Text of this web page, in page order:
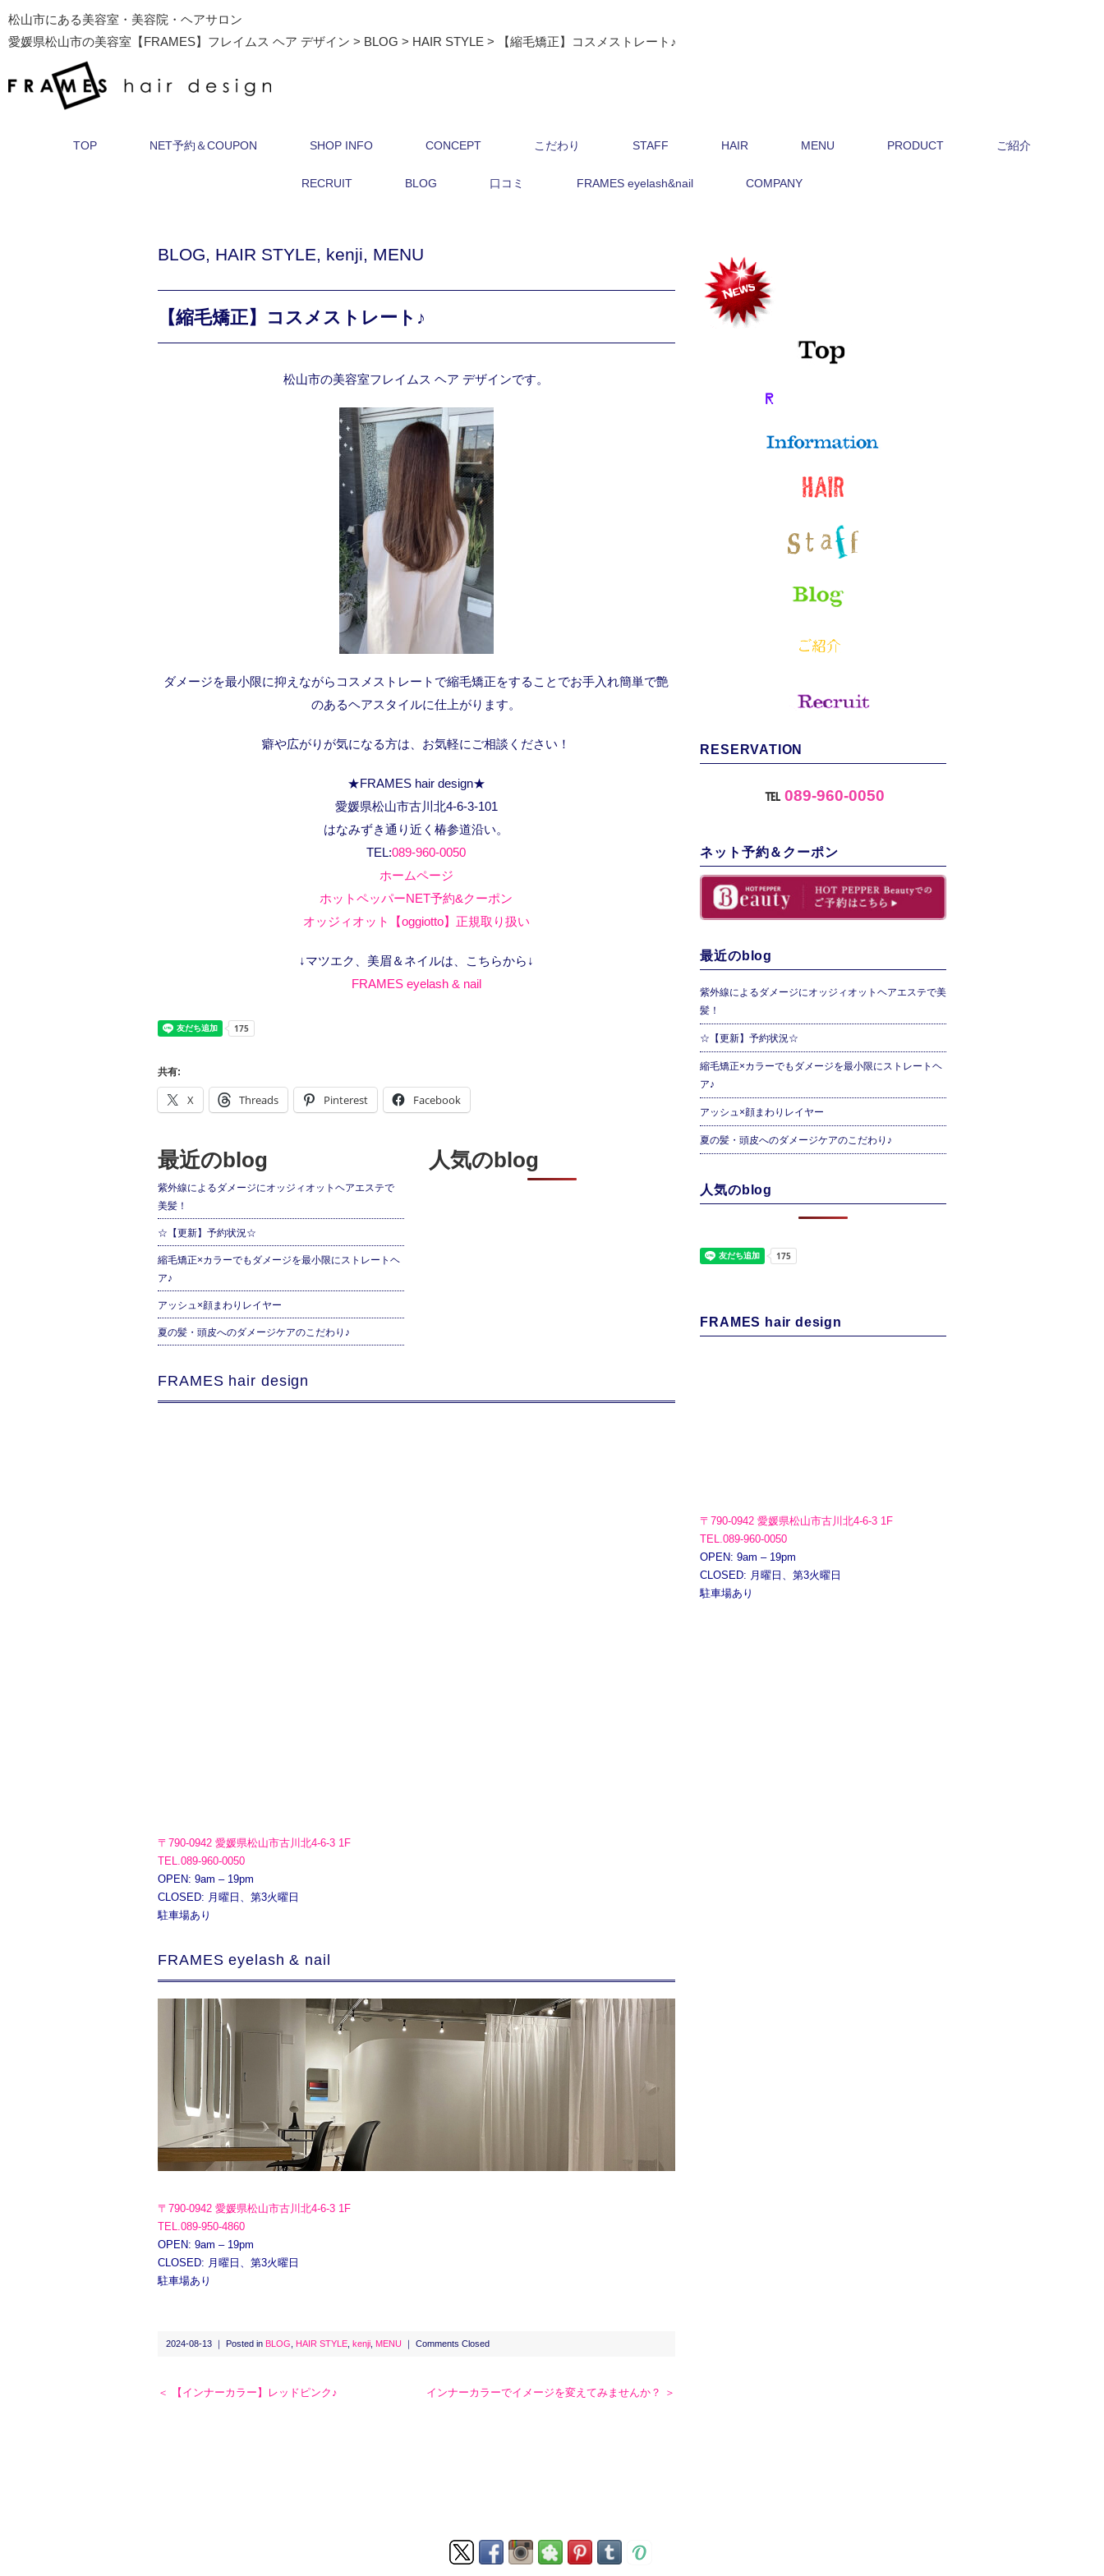
松山市にある美容室・美容院・ヘアサロン
愛媛県松山市の美容室【FRAMES】フレイムス ヘア デザイン > BLOG > HAIR STYLE > 【縮毛矯正】コスメストレート♪
TOP NET予約＆COUPON SHOP INFO CONCEPT こだわり STAFF HAIR MENU PRODUCT ご紹介
RECRUIT BLOG 口コミ FRAMES eyelash&nail COMPANY
BLOG, HAIR STYLE, kenji, MENU
【縮毛矯正】コスメストレート♪
松山市の美容室フレイムス ヘア デザインです。
ダメージを最小限に抑えながらコスメストレートで縮毛矯正をすることでお手入れ簡単で艶
のあるヘアスタイルに仕上がります。
癖や広がりが気になる方は、お気軽にご相談ください！
★FRAMES hair design★
愛媛県松山市古川北4-6-3-101
はなみずき通り近く椿参道沿い。
TEL:089-960-0050
ホームページ
ホットペッパーNET予約&クーポン
オッジィオット【oggiotto】正規取り扱い
↓マツエク、美眉＆ネイルは、こちらから↓
FRAMES eyelash & nail
共有:
X Threads Pinterest Facebook
最近のblog
紫外線によるダメージにオッジィオットヘアエステで
美髪！
☆【更新】予約状況☆
縮毛矯正×カラーでもダメージを最小限にストレートヘ
ア♪
アッシュ×顔まわりレイヤー
夏の髪・頭皮へのダメージケアのこだわり♪
人気のblog
FRAMES hair design
〒790-0942 愛媛県松山市古川北4-6-3 1F
TEL.089-960-0050
OPEN: 9am – 19pm
CLOSED: 月曜日、第3火曜日
駐車場あり
FRAMES eyelash & nail
〒790-0942 愛媛県松山市古川北4-6-3 1F
TEL.089-950-4860
OPEN: 9am – 19pm
CLOSED: 月曜日、第3火曜日
駐車場あり
2024-08-13 ｜ Posted in BLOG HAIR STYLE kenji MENU ｜ Comments Closed
＜ 【インナーカラー】レッドピンク♪ インナーカラーでイメージを変えてみませんか？ ＞
RESERVATION
℡089-960-0050
ネット予約＆クーポン
最近のblog
紫外線によるダメージにオッジィオットヘアエステで美
髪！
☆【更新】予約状況☆
縮毛矯正×カラーでもダメージを最小限にストレートヘ
ア♪
アッシュ×顔まわりレイヤー
夏の髪・頭皮へのダメージケアのこだわり♪
人気のblog
FRAMES hair design
〒790-0942 愛媛県松山市古川北4-6-3 1F
TEL.089-960-0050
OPEN: 9am – 19pm
CLOSED: 月曜日、第3火曜日
駐車場あり